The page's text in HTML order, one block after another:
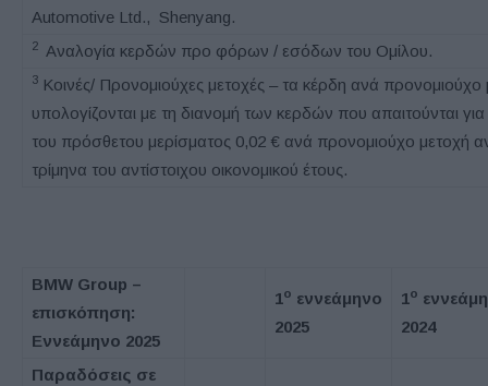
Automotive Ltd., Shenyang.
2 Αναλογία κερδών προ φόρων / εσόδων του Ομίλου.
3 Κοινές/ Προνομιούχες μετοχές – τα κέρδη ανά προνομιούχο
υπολογίζονται με τη διανομή των κερδών που απαιτούνται
του πρόσθετου μερίσματος 0,02 € ανά προνομιούχο μετοχή
τρίμηνα του αντίστοιχου οικονομικού έτους.
BMW Group –
επισκόπηση:
Εννεάμηνο 2025
1ο εννεάμηνο
2025
1ο
2024
Παραδόσεις σε